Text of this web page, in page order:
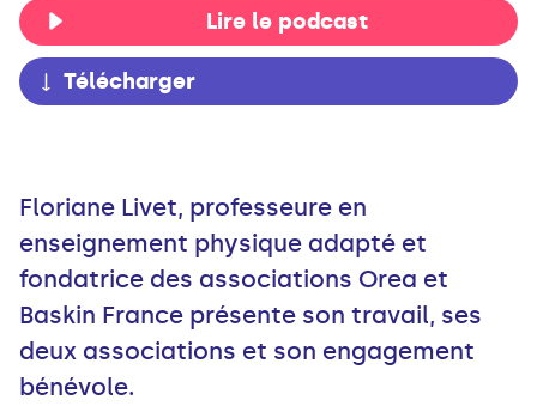
Lire le podcast
Télécharger
Floriane Livet, professeure en
enseignement physique adapté et
fondatrice des associations Orea et
Baskin France présente son travail, ses
deux associations et son engagement
bénévole.